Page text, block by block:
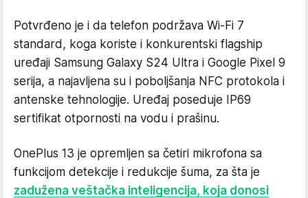
Potvrđeno je i da telefon podržava Wi-Fi 7
standard, koga koriste i konkurentski flagship
uređaji Samsung Galaxy S24 Ultra i Google Pixel 9
serija, a najavljena su i poboljšanja NFC protokola i
antenske tehnologije. Uređaj poseduje IP69
sertifikat otpornosti na vodu i prašinu.
OnePlus 13 je opremljen sa četiri mikrofona sa
funkcijom detekcije i redukcije šuma, za šta je
zadužena veštačka inteligencija, koja donosi